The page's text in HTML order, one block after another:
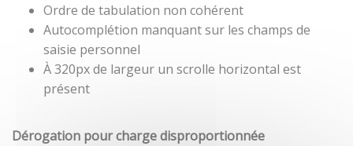
Ordre de tabulation non cohérent
Autocomplétion manquant sur les champs de
saisie personnel
À 320px de largeur un scrolle horizontal est
présent
Dérogation pour charge disproportionnée